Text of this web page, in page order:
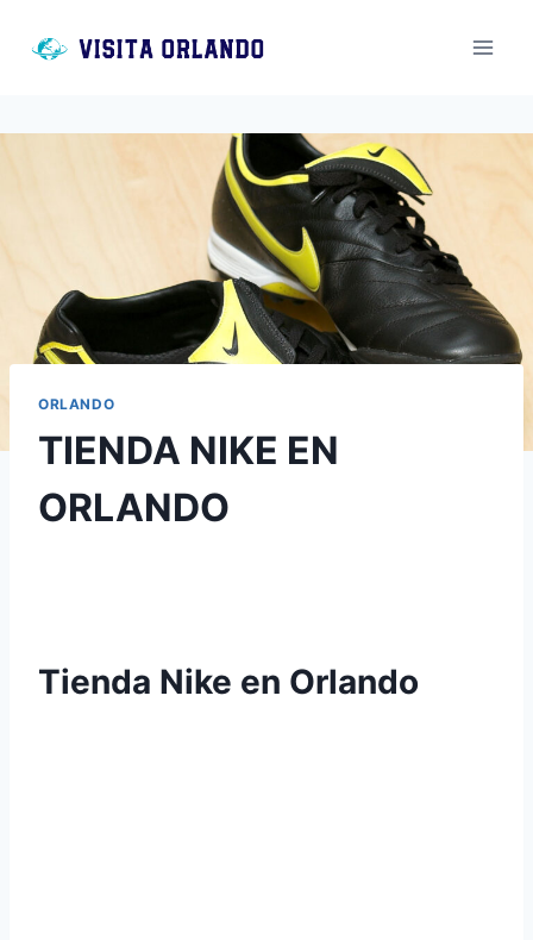
ORLANDO
TIENDA NIKE EN
ORLANDO
Tienda Nike en Orlando